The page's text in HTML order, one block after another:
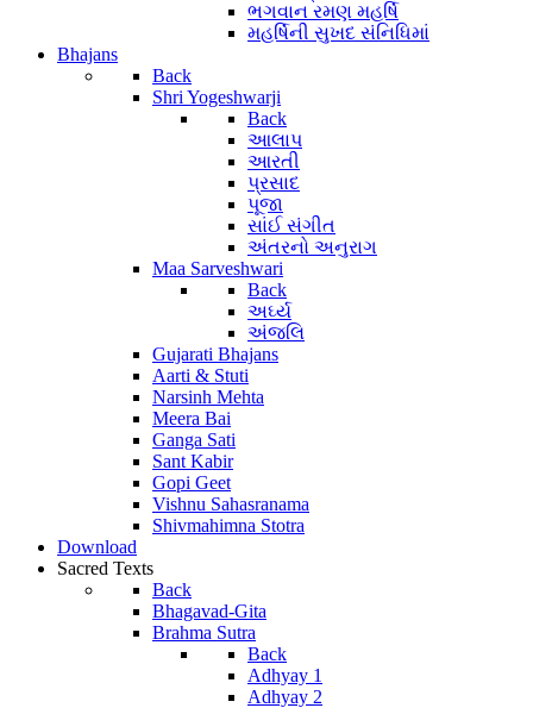
ભગવાન રમણ મહર્ષિ
મહર્ષિની સુખદ સંનિધિમાં
Bhajans
Back
Shri Yogeshwarji
Back
આલાપ
આરતી
પ્રસાદ
પૂજા
સાંઈ સંગીત
અંતરનો અનુરાગ
Maa Sarveshwari
Back
અર્ઘ્ય
અંજલિ
Gujarati Bhajans
Aarti & Stuti
Narsinh Mehta
Meera Bai
Ganga Sati
Sant Kabir
Gopi Geet
Vishnu Sahasranama
Shivmahimna Stotra
Download
Sacred Texts
Back
Bhagavad-Gita
Brahma Sutra
Back
Adhyay 1
Adhyay 2